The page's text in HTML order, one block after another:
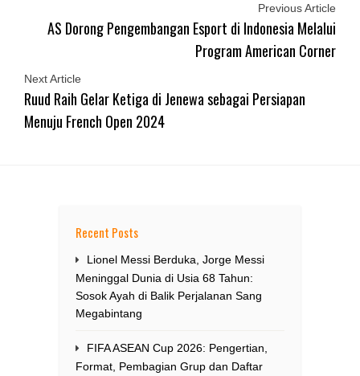
Previous Article
AS Dorong Pengembangan Esport di Indonesia Melalui
Program American Corner
Next Article
Ruud Raih Gelar Ketiga di Jenewa sebagai Persiapan
Menuju French Open 2024
Recent Posts
Lionel Messi Berduka, Jorge Messi
Meninggal Dunia di Usia 68 Tahun:
Sosok Ayah di Balik Perjalanan Sang
Megabintang
FIFA ASEAN Cup 2026: Pengertian,
Format, Pembagian Grup dan Daftar